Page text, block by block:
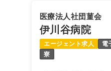
時間 8:30～17:00
日祝休み
医療法人社団菫会
伊川谷病院
エージェント求人 電
寮